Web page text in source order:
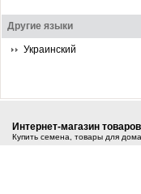
Другие языки
Украинский
Интернет-магазин
Купить семена, товары для